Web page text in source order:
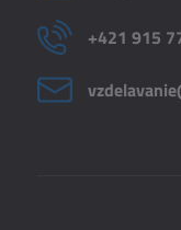
+421 915